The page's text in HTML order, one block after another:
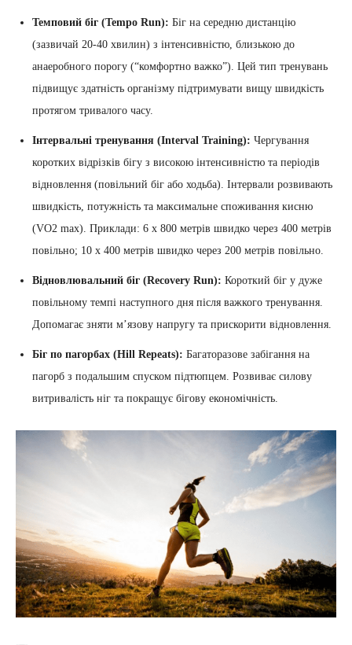
Темповий біг (Tempo Run): Біг на середню дистанцію
(зазвичай 20-40 хвилин) з інтенсивністю, близькою до
анаеробного порогу (“комфортно важко”). Цей тип тренувань
підвищує здатність організму підтримувати вищу швидкість
протягом тривалого часу.
Інтервальні тренування (Interval Training): Чергування
коротких відрізків бігу з високою інтенсивністю та періодів
відновлення (повільний біг або ходьба). Інтервали розвивають
швидкість, потужність та максимальне споживання кисню
(VO2 max). Приклади: 6 x 800 метрів швидко через 400 метрів
повільно; 10 x 400 метрів швидко через 200 метрів повільно.
Відновлювальний біг (Recovery Run): Короткий біг у дуже
повільному темпі наступного дня після важкого тренування.
Допомагає зняти м’язову напругу та прискорити відновлення.
Біг по пагорбах (Hill Repeats): Багаторазове забігання на
пагорб з подальшим спуском підтюпцем. Розвиває силову
витривалість ніг та покращує бігову економічність.